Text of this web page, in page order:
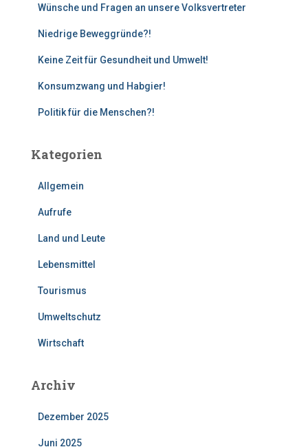
Wünsche und Fragen an unsere Volksvertreter
Niedrige Beweggründe?!
Keine Zeit für Gesundheit und Umwelt!
Konsumzwang und Habgier!
Politik für die Menschen?!
Kategorien
Allgemein
Aufrufe
Land und Leute
Lebensmittel
Tourismus
Umweltschutz
Wirtschaft
Archiv
Dezember 2025
Juni 2025